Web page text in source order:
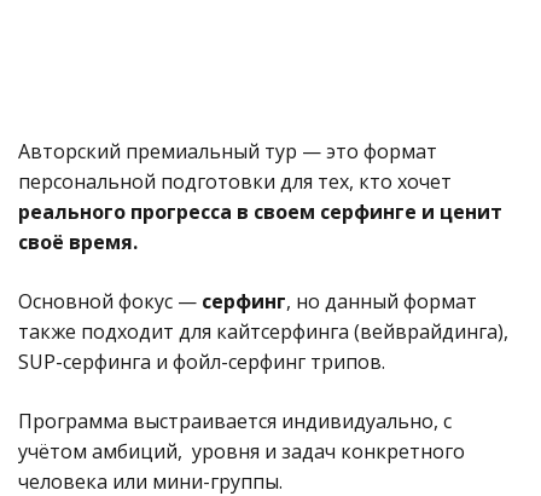
Авторский премиальный тур — это формат
персональной подготовки для тех, кто хочет
реального прогресса в своем серфинге и ценит
своё время.
Основной фокус — серфинг, но данный формат
также подходит для кайтсерфинга (вейврайдинга),
SUP-серфинга и фойл-серфинг трипов.
Программа выстраивается индивидуально, с
учётом амбиций, уровня и задач конкретного
человека или мини-группы.